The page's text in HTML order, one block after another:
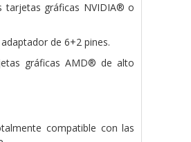
tarjetas gráficas NVIDIA® o
de 6+2 pines.
gráficas AMD® de alto
compatible con las